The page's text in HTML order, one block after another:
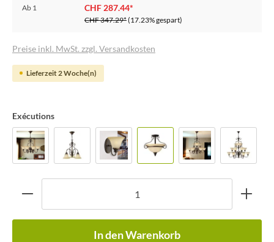
Ab 1 CHF 287.44*
CHF 347.29*(17.23% gespart)
Preise inkl. MwSt. zzgl. Versandkosten
Lieferzeit 2 Woche(n)
Exécutions
In den Warenkorb